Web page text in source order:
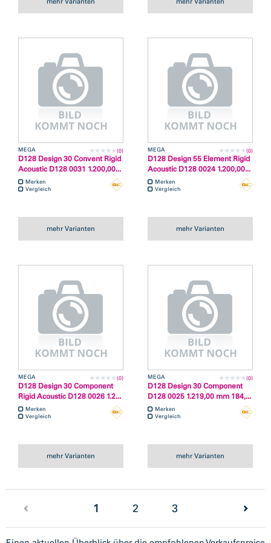
MEGA (0)
D128 Design 30 Convent Rigid
Acoustic D128 0031 1.200,00...
Merken
Vergleich
mehr Varianten
MEGA (0)
D128 Design 55 Element Rigid
Acoustic D128 0024 1.200,00...
Merken
Vergleich
mehr Varianten
MEGA (0)
D128 Design 30 Component
Rigid Acoustic D128 0026 1.2...
Merken
Vergleich
mehr Varianten
MEGA (0)
D128 Design 30 Component
D128 0025 1.219,00 mm 184,...
Merken
Vergleich
mehr Varianten
1 (current)
2 3